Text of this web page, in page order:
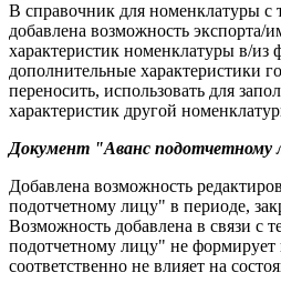
В справочник для номенклатуры с
добавлена возможность экспорта/
характеристик номенклатуры в/из
дополнительные характеристики
переносить, использовать для
характеристик другой
Документ "Аванс подотчетному
Добавлена возможность
подотчетному лицу" в периоде,
Возможность добавлена в связи с
подотчетному лицу" не формирует
соответственно не влияет на